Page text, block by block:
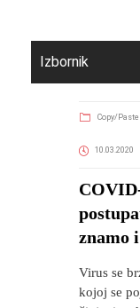
Izbornik
Copy/Paste
10.03.2020
znamo
Virus se
kojoj se